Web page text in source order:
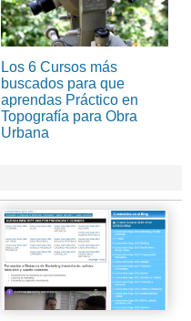
Los 6 Cursos más
buscados para que
aprendas Práctico en
Topografía para Obra
Urbana